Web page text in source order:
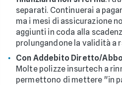
separati. Continuerai a
ma i mesi di assicurazione
aggiunti in coda alla
prolungandone la validità a
Con Addebito Diretto/
Molte polizze insurtech a
permettono di mettere "in